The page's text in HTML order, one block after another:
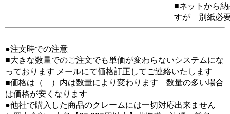
■ネットから
すが 別紙必
●注文時での注意
■大きな数量でのご注文でも単価が変わらないシステムにな
っております メールにて価格訂正してご連絡いたします
■価格は（ ）内は数量により変わります 数量の多い場合
は価格が安くなります
●他社で購入した商品のクレームには一切対応出来ません